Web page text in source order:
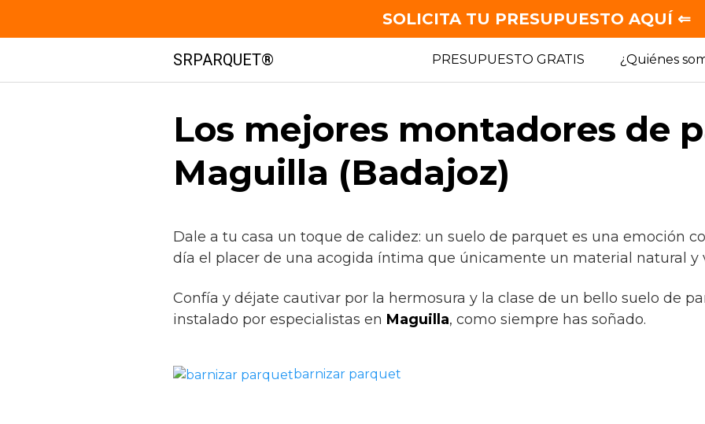
contenido
SRPARQUET® PRESUPUESTO GRATIS ¿Quiénes
Los mejores montadores de
Maguilla (Badajoz)
Dale a tu casa un toque de calidez: un suelo de parquet es una emoción
día el placer de una acogida íntima que únicamente un material natural y
Confía y déjate cautivar por la hermosura y la clase de un bello suelo de
instalado por especialistas en Maguilla, como siempre has soñado.
barnizar parquet
SOLICITA TU PRESUPUESTO AQUÍ ⇐